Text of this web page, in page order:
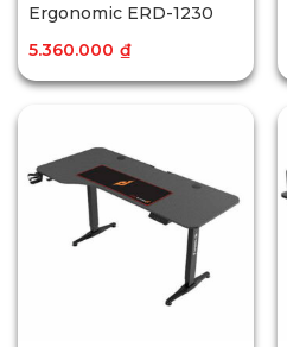
Ergonomic ERD-1230
5.360.000 ₫